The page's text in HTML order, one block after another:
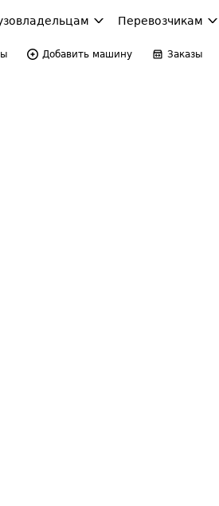
Перевозчикам
Добавить машину Заказы